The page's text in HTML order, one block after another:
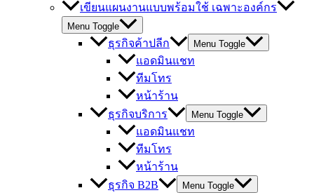
เขียนแผนงานแบบพร้อมใช้ เฉพาะองค์กร
Menu Toggle
ธุรกิจค้าปลีก Menu Toggle
แอดมินแชท
ทีมโทร
หน้าร้าน
ธุรกิจบริการ
Menu Toggle
แอดมินแชท
ทีมโทร
หน้าร้าน
ธุรกิจ B2B
Menu Toggle